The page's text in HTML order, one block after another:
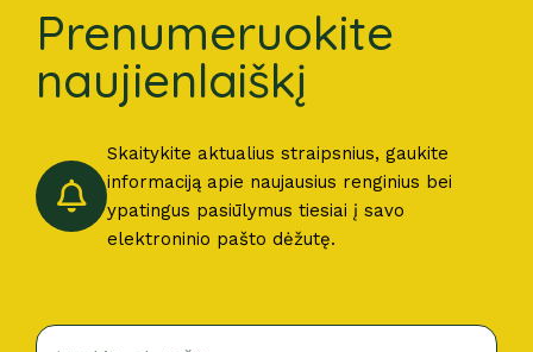
Prenumeruokite
naujienlaiškį
Skaitykite aktualius straipsnius, gaukite
informaciją apie naujausius renginius bei
ypatingus pasiūlymus tiesiai į savo
elektroninio pašto dėžutę.